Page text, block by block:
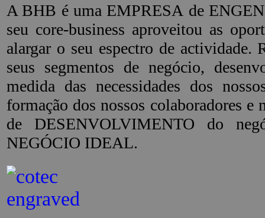
A BHB é uma EMPRESA de
seu core-business aproveitou as
alargar o seu espectro de actividade.
seus segmentos de negócio,
medida das necessidades dos
formação dos nossos colaboradores
de DESENVOLVIMENTO do
NEGÓCIO IDEAL.